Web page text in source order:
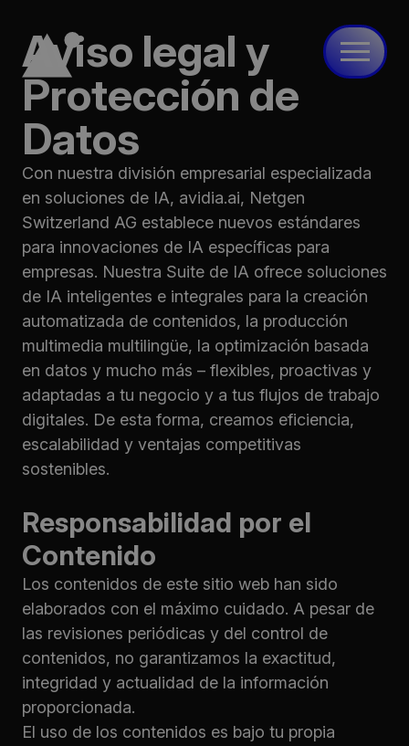
Productos
Servicios
Casos
Red
Contacto
EN ES
Aviso legal y
Protección de
Datos
Con nuestra división empresarial especializada
en soluciones de IA, avidia.ai, Netgen
Switzerland AG establece nuevos estándares
para innovaciones de IA específicas para
empresas. Nuestra Suite de IA ofrece soluciones
de IA inteligentes e integrales para la creación
automatizada de contenidos, la producción
multimedia multilingüe, la optimización basada
en datos y mucho más – flexibles, proactivas y
adaptadas a tu negocio y a tus flujos de trabajo
digitales. De esta forma, creamos eficiencia,
escalabilidad y ventajas competitivas
sostenibles.
Responsabilidad por el
Contenido
Los contenidos de este sitio web han sido
elaborados con el máximo cuidado. A pesar de
las revisiones periódicas y del control de
contenidos, no garantizamos la exactitud,
integridad y actualidad de la información
proporcionada.
El uso de los contenidos es bajo tu propia